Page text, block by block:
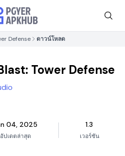
Defense ดาวน์โหลด
Tower Defense
04, 2025
อัปเดตล่าสุด
1.3
เวอร์ชัน